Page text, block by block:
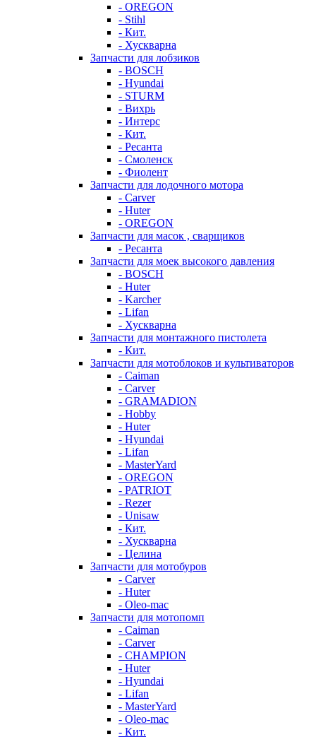
- OREGON
- Stihl
- Кит.
- Хускварна
Запчасти для лобзиков
- BOSCH
- Hyundai
- STURM
- Вихрь
- Интерс
- Кит.
- Ресанта
- Смоленск
- Фиолент
Запчасти для лодочного мотора
- Carver
- Huter
- OREGON
Запчасти для масок , сварщиков
- Ресанта
Запчасти для моек высокого давления
- BOSCH
- Huter
- Karcher
- Lifan
- Хускварна
Запчасти для монтажного пистолета
- Кит.
Запчасти для мотоблоков и культиваторов
- Caiman
- Carver
- GRAMADION
- Hobby
- Huter
- Hyundai
- Lifan
- MasterYard
- OREGON
- PATRIOT
- Rezer
- Unisaw
- Кит.
- Хускварна
- Целина
Запчасти для мотобуров
- Carver
- Huter
- Oleo-mac
Запчасти для мотопомп
- Caiman
- Carver
- CHAMPION
- Huter
- Hyundai
- Lifan
- MasterYard
- Oleo-mac
- Кит.